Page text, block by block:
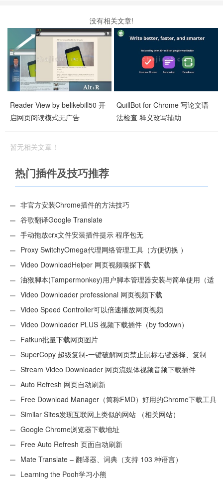
没有相关文章!
Reader View by belikebill50 开
启网页阅读模式无广告
QuillBot for Chrome 写论文语
法检查 释义改写辅助
暂无相关文章！
热门插件及技巧推荐
非官方安装Chrome插件的方法技巧
谷歌翻译Google Translate
手动拖放crx文件安装插件提示 程序包无
效:“CEX_HEADER_INVALID”的解决办法
Proxy SwitchyOmega代理网络管理工具（方便切换 ）
Video DownloadHelper 网页视频嗅探下载
油猴脚本(Tampermonkey)用户脚本管理器安装与简单使用（适
用Android）
Video Downloader professional 网页视频下载
Video Speed Controller可以倍速播放网页视频
Video Downloader PLUS 视频下载插件（by fbdown）
Fatkun批量下载网页图片
SuperCopy 超级复制-一键破解网页禁止鼠标右键选择、复制
Stream Video Downloader 网页流媒体视频音频下载插件
Auto Refresh 网页自动刷新
Free Download Manager（简称FMD）好用的Chrome下载工具
插件Similar Sites发现互联网上类似的网站 （相关网站）
Google Chrome浏览器下载地址
Free Auto Refresh 页面自动刷新
Mate Translate – 翻译器、词典（支持 103 种语言）
Learning the Pooh学习小熊